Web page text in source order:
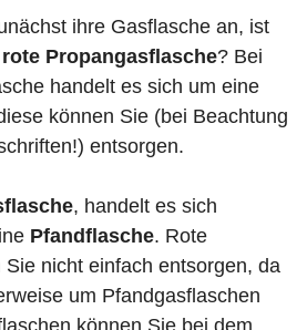
ihre Gasflasche an, ist
rote Propangasflasche? Bei
handelt es sich um eine
können Sie (bei Beachtung
entsorgen.
, handelt es sich
Pfandflasche. Rote
nicht einfach entsorgen, da
um Pfandgasflaschen